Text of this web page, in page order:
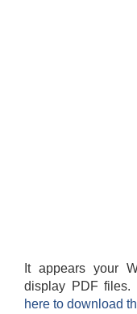
It appears your
display PDF files.
here to download